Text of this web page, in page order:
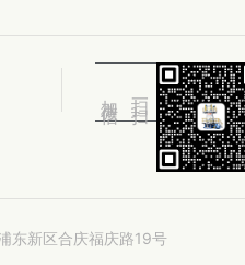
东新区合庆福庆路19号